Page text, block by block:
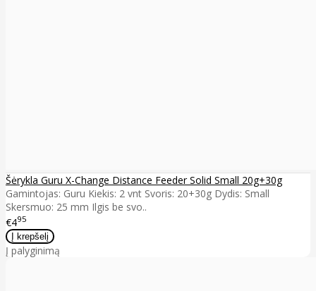
Šėrykla Guru X-Change Distance Feeder Solid Small 20g+30g
Gamintojas: Guru Kiekis: 2 vnt Svoris: 20+30g Dydis: Small
Skersmuo: 25 mm Ilgis be svo..
€495
Į palyginimą